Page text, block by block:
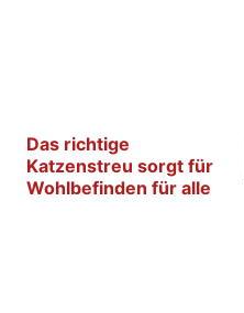
Das richtige
Katzenstreu sorgt für
Wohlbefinden für alle